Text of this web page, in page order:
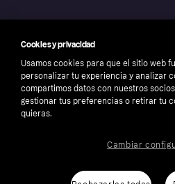
Número de empresa: 556737-0431
Cookies y privacidad
Usamos cookies para que el sitio web
personalizar tu experiencia y analizar
compartimos datos con nuestros
gestionar tus preferencias o retirar tu
quieras.
Cambiar